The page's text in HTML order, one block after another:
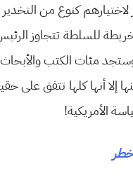
كنوع من التخدیر
للسلطة تتجاوز
مئات الكتب
إلا أنها كلها تتفق على
الأمریكیة!